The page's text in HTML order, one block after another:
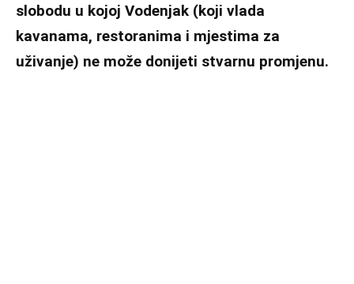
slobodu u kojoj Vodenjak (koji vlada
kavanama, restoranima i mjestima za
uživanje) ne može donijeti stvarnu promjenu.